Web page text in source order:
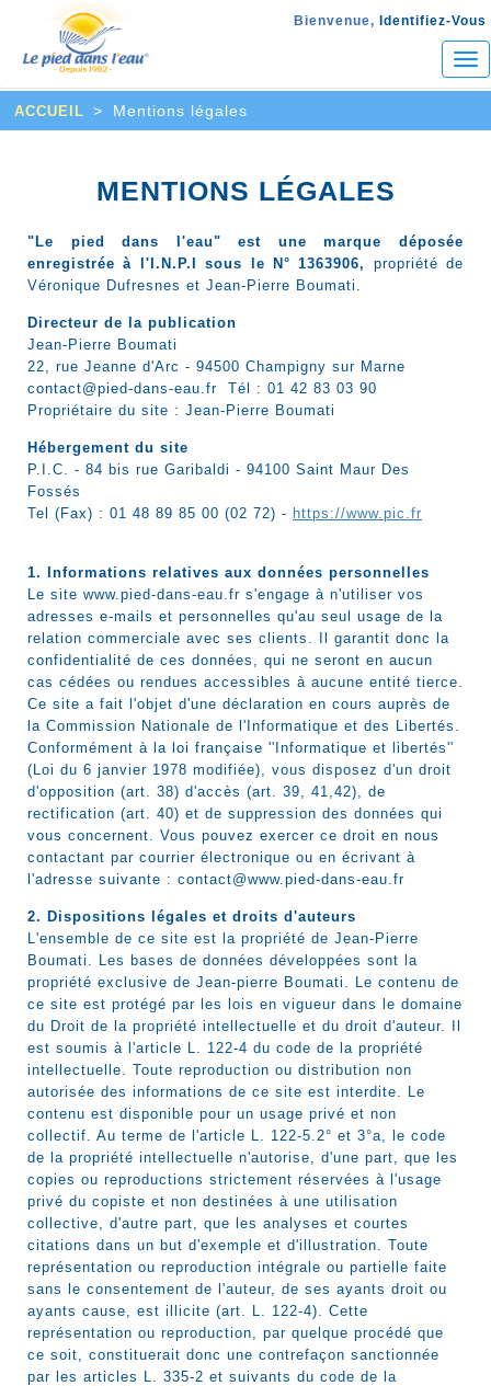
Bienvenue, Identifiez-Vous
ACCUEIL > Mentions légales
MENTIONS LÉGALES
"Le pied dans l'eau" est une marque déposée
enregistrée à l'I.N.P.I sous le N° 1363906,
propriété de
Véronique Dufresnes et Jean-Pierre Boumati.
Directeur de la publication
Jean-Pierre Boumati
22, rue Jeanne d'Arc - 94500 Champigny sur Marne
contact@pied-dans-eau.fr Tél : 01 42 83 03 90
Propriétaire du site : Jean-Pierre Boumati
Hébergement du site
P.I.C. - 84 bis rue Garibaldi - 94100 Saint Maur Des
Fossés
Tel (Fax) : 01 48 89 85 00 (02 72) - https://www.pic.fr
1. Informations relatives aux données personnelles
Le site www.pied-dans-eau.fr s'engage à n'utiliser vos
adresses e-mails et personnelles qu'au seul usage de la
relation commerciale avec ses clients. Il garantit donc la
confidentialité de ces données, qui ne seront en aucun
cas cédées ou rendues accessibles à aucune entité tierce.
Ce site a fait l'objet d'une déclaration en cours auprès de
la Commission Nationale de l'Informatique et des Libertés.
Conformément à la loi française ''Informatique et libertés''
(Loi du 6 janvier 1978 modifiée), vous disposez d'un droit
d'opposition (art. 38) d'accès (art. 39, 41,42), de
rectification (art. 40) et de suppression des données qui
vous concernent. Vous pouvez exercer ce droit en nous
contactant par courrier électronique ou en écrivant à
l'adresse suivante : contact@www.pied-dans-eau.fr
2. Dispositions légales et droits d'auteurs
L'ensemble de ce site est la propriété de Jean-Pierre
Boumati. Les bases de données développées sont la
propriété exclusive de Jean-pierre Boumati. Le contenu de
ce site est protégé par les lois en vigueur dans le domaine
du Droit de la propriété intellectuelle et du droit d'auteur. Il
est soumis à l'article L. 122-4 du code de la propriété
intellectuelle. Toute reproduction ou distribution non
autorisée des informations de ce site est interdite. Le
contenu est disponible pour un usage privé et non
collectif. Au terme de l'article L. 122-5.2° et 3°a, le code
de la propriété intellectuelle n'autorise, d'une part, que les
copies ou reproductions strictement réservées à l'usage
privé du copiste et non destinées à une utilisation
collective, d'autre part, que les analyses et courtes
citations dans un but d'exemple et d'illustration. Toute
représentation ou reproduction intégrale ou partielle faite
sans le consentement de l'auteur, de ses ayants droit ou
ayants cause, est illicite (art. L. 122-4). Cette
représentation ou reproduction, par quelque procédé que
ce soit, constituerait donc une contrefaçon sanctionnée
par les articles L. 335-2 et suivants du code de la